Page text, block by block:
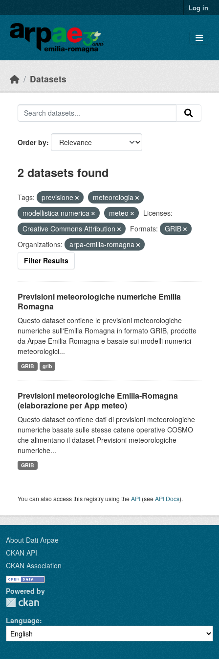
Log in
Datasets
Order by
2 datasets found
Tags: previsione
meteorologia
modellistica numerica
meteo
Licenses:
Creative Commons Attribution
Formats:
GRIB
Organizations:
arpa-emilia-romagna
Filter Results
Previsioni meteorologiche numeriche Emilia
Romagna
Questo dataset contiene le previsioni meteorologiche
numeriche sull'Emilia Romagna in formato GRIB, prodotte
da Arpae Emilia-Romagna e basate sui modelli numerici
meteorologici...
GRIB grib
Previsioni meteorologiche Emilia-Romagna
(elaborazione per App meteo)
Questo dataset contiene dati di previsioni meteorologiche
numeriche basate sulle stesse catene operative COSMO
che alimentano il dataset Previsioni meteorologiche
numeriche...
GRIB
You can also access this registry using theAPI (seeAPI Docs).
About Dati Arpae
CKAN API
CKAN Association
Powered by
Language